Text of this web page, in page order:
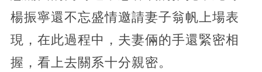
楊振寧還不忘盛情邀請妻子翁帆上場表
現，在此過程中，夫妻倆的手還緊密相
握，看上去關系十分親密。